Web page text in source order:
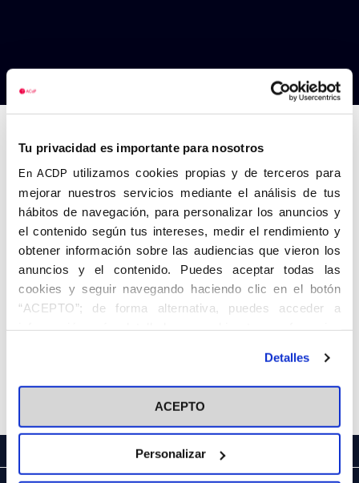
Tu privacidad es importante para nosotros
En ACDP utilizamos cookies propias y de terceros para
mejorar nuestros servicios mediante el análisis de tus
hábitos de navegación, para personalizar los anuncios y
el contenido según tus intereses, medir el rendimiento y
obtener información sobre las audiencias que vieron los
anuncios y el contenido. Puedes aceptar todas las
cookies y seguir navegando haciendo clic en el botón
“ACEPTO”; de forma alternativa, puedes acceder a
información más detallada y cambiar tus preferencias
en el botón "Personalizar". Para más información puedes
visitar nuestra Política de Cookies
Detalles
ACEPTO
Personalizar
Anterior